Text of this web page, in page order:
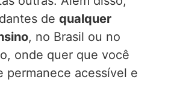
de qualquer
, no Brasil ou no
onde quer que você
permanece acessível e